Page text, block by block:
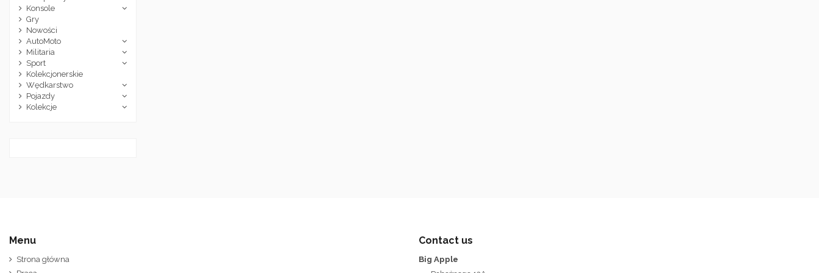
Konsole
Gry
Nowości
AutoMoto
Militaria
Sport
Kolekcjonerskie
Wędkarstwo
Pojazdy
Kolekcje
Menu
Strona główna
Contact us
Big Apple